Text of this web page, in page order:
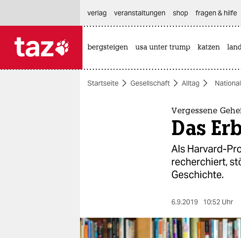
themen
berlin
verlag
veranstaltungen shop fragen & hilfe
bergsteigen usa unter trump katzen
Startseite Gesellschaft Alltag
Vergessene
Das
Als Harvard-
recherchiert,
Geschichte.
6.9.2019 10:52 Uhr